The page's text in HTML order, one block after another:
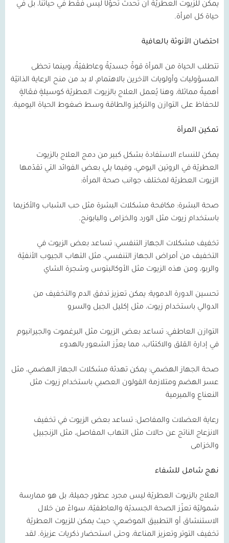
يمكن للزيوت العطريّة أن تُحدث تحوّلًا ليس فقط في حياتنا، بل في
حياة كل امرأة.
احتضان الأنوثة بالعافية
تتطلب الحياة من المرأة قوةً جسديّةً وعاطفيّةً، وبينما تحظى
المسؤوليات وأولويات الآخرين بالاهتمام، لا بد من منح الرعاية الذاتيّة
أهميةً مماثلة، وهنا يُعمل العلاج بالزيوت العطريّة كوسيلةٍ فعّالةٍ
للحفاظ على التوازن والتركيز والطاقة وسط ضغوط الحياة اليومية.
تمكين المرأة
يمكن للنساء الاستفادة بشكل كبير من دمج العلاج بالزيوت
العطريّة في الروتين اليومي، وفيما يلي بعض الفوائد التي تقدّمها
الزيوت العطريّة لمختلف جوانب صحة المرأة:
صحة البشرة: مكافحة مشكلات البشرة مثل حب الشباب والأكزيما
باستخدام زيوت مثل الورد والخزامى والبابونج.
تخفيف مشكلات الجهاز التنفسي: تساعد بعض الزيوت في
التخفيف من أمراض الجهاز التنفسي، مثل التهاب الجيوب الأنفيّة
والربو، ومن هذه الزيوت مثل الأوكالبتوس وشجرة الشاي
تحسين الدورة الدموية: يمكن تعزيز تدفق الدم والتخفيف من
الدوالي باستخدام زيوت، مثل إكليل الجبل والسرو
التوازن العاطفي: تساعد بعض الزيوت مثل البرغموت والجيرانيوم
في إدارة القلق والاكتئاب، مما يعزّز الشعور بالهدوء
صحة الجهاز الهضمي: يمكن تهدئة مشكلات الجهاز الهضمي، مثل
عسر الهضم ومتلازمة القولون العصبي باستخدام زيوت مثل
النعناع والميرمية
رعاية العضلات والمفاصل: تساعد بعض الزيوت في تخفيف
الانزعاج الناتج عن حالات مثل التهاب المفاصل، مثل الزنجبيل
والخزامى
نهج شامل للشفاء
العلاج بالزيوت العطريّة ليس مجرد عطور جميلة، بل هو ممارسة
شموليّة تعزّز الصحة الجسديّة والعاطفيّة، سواءً من خلال
الاستنشاق أو التطبيق الموضعي؛ حيث يمكن للزيوت العطريّة
تخفيف التوتر وتعزيز المناعة، وحتى استحضار ذكريات عزيزة. لقد